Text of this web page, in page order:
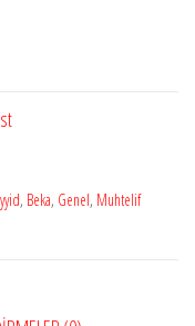
, Beka, Genel, Muhtelif